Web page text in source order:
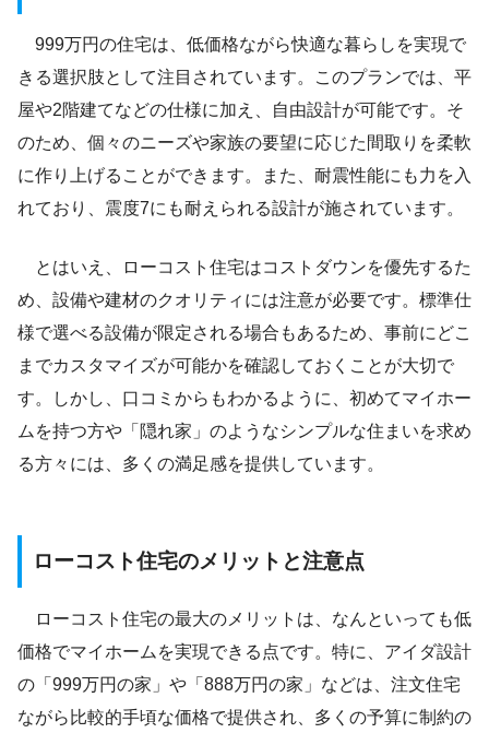
999万円の住宅は、低価格ながら快適な暮らしを実現で
きる選択肢として注目されています。このプランでは、平
屋や2階建てなどの仕様に加え、自由設計が可能です。そ
のため、個々のニーズや家族の要望に応じた間取りを柔軟
に作り上げることができます。また、耐震性能にも力を入
れており、震度7にも耐えられる設計が施されています。
とはいえ、ローコスト住宅はコストダウンを優先するた
め、設備や建材のクオリティには注意が必要です。標準仕
様で選べる設備が限定される場合もあるため、事前にどこ
までカスタマイズが可能かを確認しておくことが大切で
す。しかし、口コミからもわかるように、初めてマイホー
ムを持つ方や「隠れ家」のようなシンプルな住まいを求め
る方々には、多くの満足感を提供しています。
ローコスト住宅のメリットと注意点
ローコスト住宅の最大のメリットは、なんといっても低
価格でマイホームを実現できる点です。特に、アイダ設計
の「999万円の家」や「888万円の家」などは、注文住宅
ながら比較的手頃な価格で提供され、多くの予算に制約の